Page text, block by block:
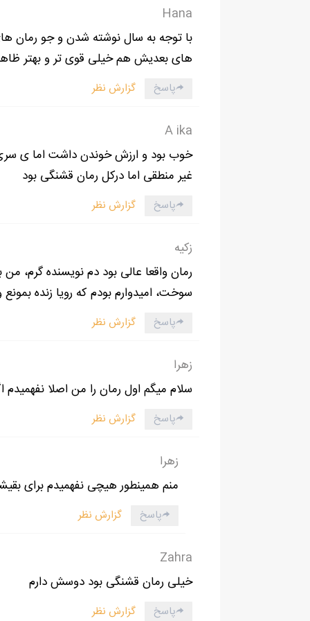
انگار که با این سوالم داغ دلش تازه شده باشه،
_آخه مرده شورم رو ببرن شغل قحطی بود؟
بعد هم با اشاره بهم گفت:
_تقصیر توعه عوضیه
اخمام رفت تو هم و با لحنی بدتر از لحن خودش
Hana
با توجه به سال نوشته شدن و جو رمان
های بعدیش هم خیلی قوی تر و بهتر
پاسخ گزارش نظر
A ika
خوب بود و ارزش خوندن داشت اما ی
غیر منطقی اما درکل رمان قشنگی بود
پاسخ گزارش نظر
زکیه
رمان واقعا عالی بود دم نویسنده گرم،
سوخت، امیدوارم بودم که رویا زنده
پاسخ گزارش نظر
زهرا
سلام میگم اول رمان را من اصلا
پاسخ گزارش نظر
زهرا
منم همینطور هیچی نفهمیدم برای
پاسخ گزارش نظر
Zahra
خیلی رمان قشنگی بود دوسش دارم
پاسخ گزارش نظر